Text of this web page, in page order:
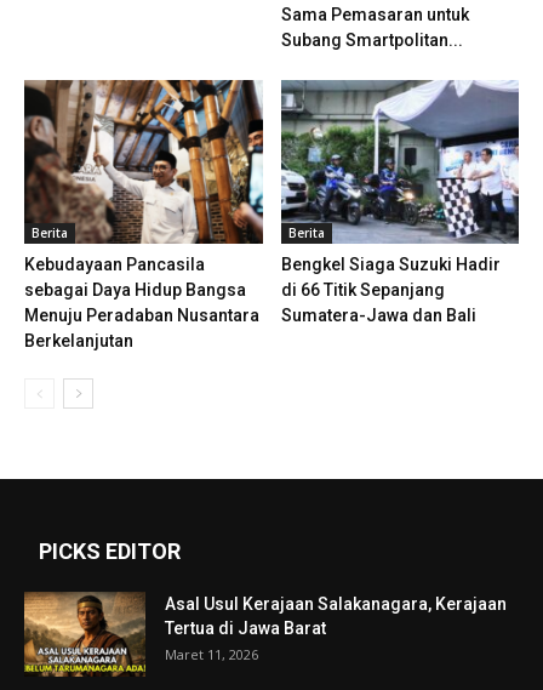
Sama Pemasaran untuk
Subang Smartpolitan...
Berita
Kebudayaan Pancasila
sebagai Daya Hidup Bangsa
Menuju Peradaban Nusantara
Berkelanjutan
Berita
Bengkel Siaga Suzuki Hadir
di 66 Titik Sepanjang
Sumatera-Jawa dan Bali
PICKS EDITOR
Asal Usul Kerajaan Salakanagara, Kerajaan
Tertua di Jawa Barat
Maret 11, 2026